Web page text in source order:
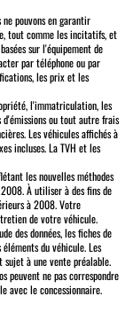
pouvons en garantir
tout comme les incitatifs, et
sur l'équipement de
par téléphone ou par
les prix et les
l'immatriculation, les
ou tout autre frais
Les véhicules affichés à
incluses. La TVH et les
les nouvelles méthodes
À utiliser à des fins de
à 2008. Votre
de votre véhicule.
des données, les fiches de
du véhicule. Les
à une vente préalable.
peuvent ne pas correspondre
avec le concessionnaire.